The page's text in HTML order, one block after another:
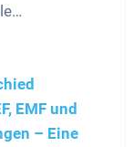
EMF und
– Eine